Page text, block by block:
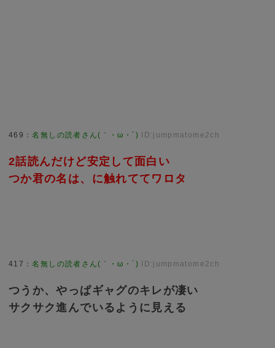
469 ：名無しの読者さん(｀・ω・´) ID:jumpmatome2ch
2話読んだけど安定して面白い
つか君の名は、に触れててワロタ
417 ：名無しの読者さん(｀・ω・´) ID:jumpmatome2ch
つうか、やっぱギャグのキレが凄い
サクサク進んでいるように見える